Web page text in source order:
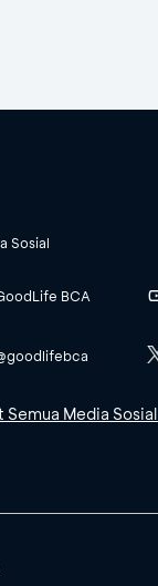
Sosial
BCA
Semua Media Sosial